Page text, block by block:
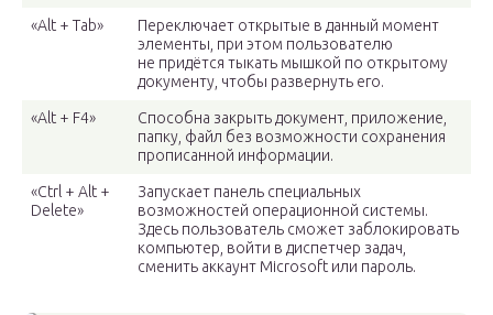
«Alt + Tab»
Переключает открытые в данный момент
элементы, при этом пользователю
не придётся тыкать мышкой по открытому
документу, чтобы развернуть его.
«Alt + F4»
Способна закрыть документ, приложение,
папку, файл без возможности сохранения
прописанной информации.
«Ctrl + Alt +
Delete»
Запускает панель специальных
возможностей операционной системы.
Здесь пользователь сможет заблокировать
компьютер, войти в диспетчер задач,
сменить аккаунт Microsoft или пароль.